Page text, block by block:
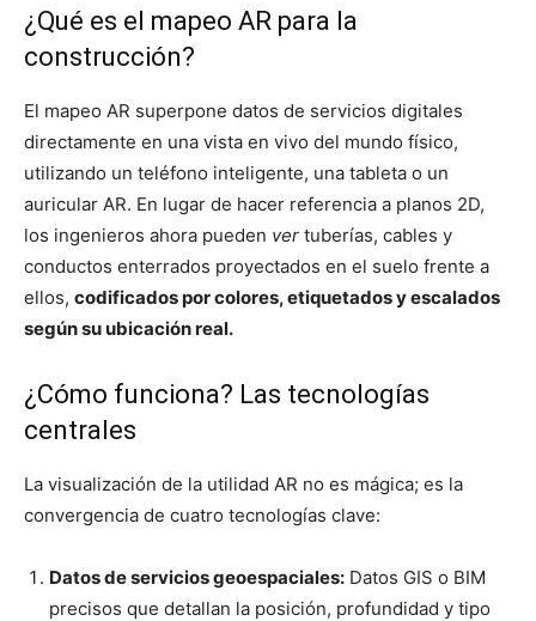
¿Qué es el mapeo AR para la
construcción?
El mapeo AR superpone datos de servicios digitales
directamente en una vista en vivo del mundo físico,
utilizando un teléfono inteligente, una tableta o un
auricular AR. En lugar de hacer referencia a planos 2D,
los ingenieros ahora pueden ver tuberías, cables y
conductos enterrados proyectados en el suelo frente a
ellos, codificados por colores, etiquetados y escalados
según su ubicación real.
¿Cómo funciona? Las tecnologías
centrales
La visualización de la utilidad AR no es mágica; es la
convergencia de cuatro tecnologías clave:
Datos de servicios geoespaciales: Datos GIS o BIM
precisos que detallan la posición, profundidad y tipo